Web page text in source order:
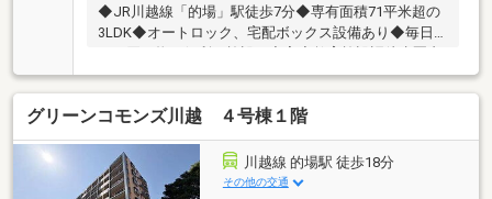
◆JR川越線「的場」駅徒歩7分◆専有面積71平米超の
3LDK◆オートロック、宅配ボックス設備あり◆毎日
に揃う住環境■新規内装リフォーム実施
グリーンコモンズ川越 ４号棟１階
川越線 的場駅 徒歩18分
その他の交通